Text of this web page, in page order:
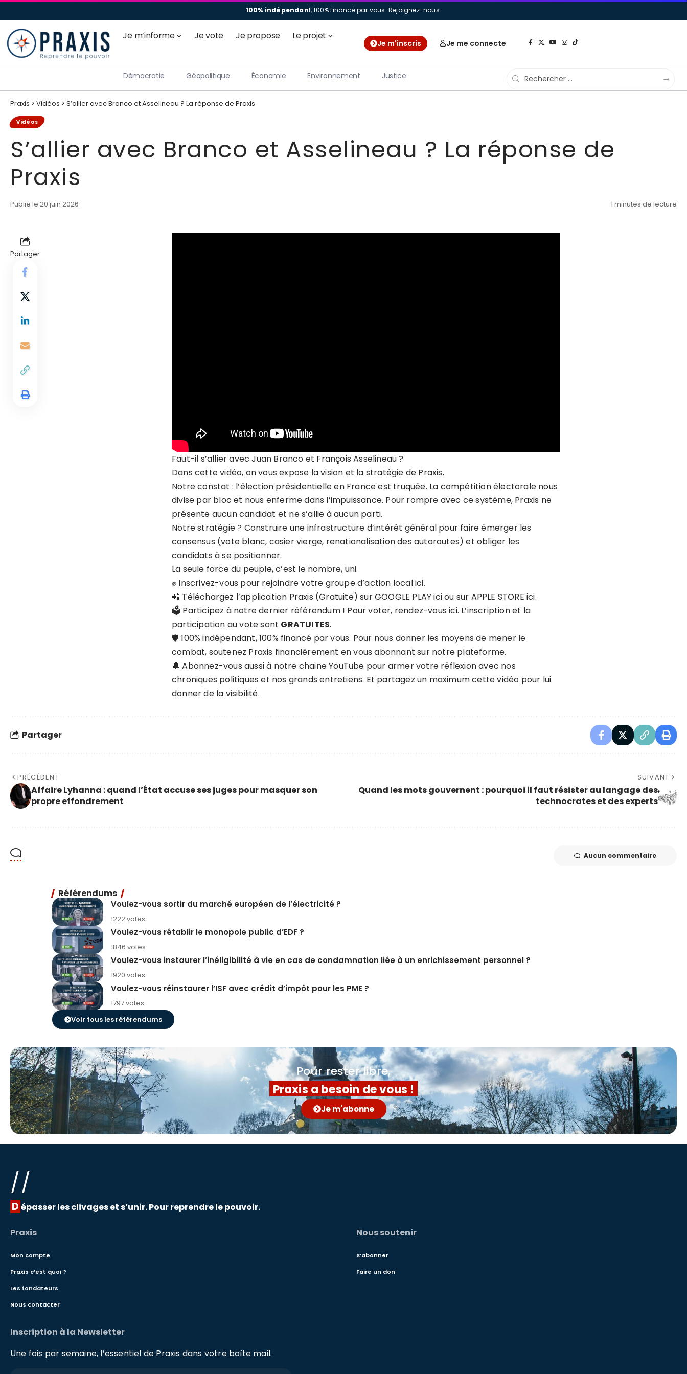
100% indépendant, 100% financé par vous.Rejoignez-nous.
Je m’informe Je vote Je propose Le projet
Je m'inscris Je me connecte
Démocratie Géopolitique Économie Environnement Justice
Praxis > Vidéos > S’allier avec Branco et Asselineau ? La réponse de Praxis
Vidéos
S’allier avec Branco et Asselineau ? La réponse de
Praxis
Publié le 20 juin 2026 1 minutes de lecture
Partager
Faut-il s’allier avec Juan Branco et François Asselineau ?
Dans cette vidéo, on vous expose la vision et la stratégie de Praxis.
Notre constat : l’élection présidentielle en France est truquée. La compétition électorale nous
divise par bloc et nous enferme dans l’impuissance. Pour rompre avec ce système, Praxis ne
présente aucun candidat et ne s’allie à aucun parti.
Notre stratégie ? Construire une infrastructure d’intérêt général pour faire émerger les
consensus (vote blanc, casier vierge, renationalisation des autoroutes) et obliger les
candidats à se positionner.
La seule force du peuple, c’est le nombre, uni.
✊ Inscrivez-vous pour rejoindre votre groupe d’action local ici.
📲 Téléchargez l’application Praxis (Gratuite) surGOOGLE PLAY iciou sur APPLE STORE ici.
🗳️ Participez à notre dernier référendum ! Pourvoter, rendez-vous ici. L’inscription et la
participation au vote sont GRATUITES.
🛡️ 100% indépendant, 100% financé par vous. Pour nous donner les moyens de mener le
combat, soutenez Praxis financièrement envous abonnant sur notre plateforme.
🔔 Abonnez-vous aussi à notre chaine YouTube pour armer votre réflexion avec nos
chroniques politiques et nos grands entretiens. Et partagez un maximum cette vidéo pour lui
donner de la visibilité.
Partager
PRÉCÉDENT
Affaire Lyhanna : quand l’État accuse ses juges pour masquer son
propre effondrement
SUIVANT
Quand les mots gouvernent : pourquoi il faut résister au langage des
technocrates et des experts
Aucun commentaire
Référendums
Voulez-vous sortir du marché européen de l’électricité ?
1222 votes
Voulez-vous rétablir le monopole public d’EDF ?
1846 votes
Voulez-vous instaurer l’inéligibilité à vie en cas de condamnation liée à un enrichissement personnel ?
1920 votes
Voulez-vous réinstaurer l’ISF avec crédit d’impôt pour les PME ?
1797 votes
Voir tous les référendums
Pour rester libre,
Praxis a besoin de vous !
Je m'abonne
//
D épasser les clivages et s’unir. Pour reprendre le pouvoir.
Praxis
Mon compte
Praxis c’est quoi ?
Les fondateurs
Nous contacter
Nous soutenir
S’abonner
Faire un don
Inscription à la Newsletter
Une fois par semaine, l’essentiel de Praxis dans votre boîte mail.